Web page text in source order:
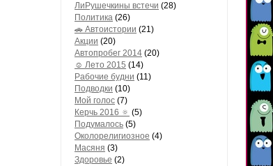
ЛиРушечкины встечи (28)
Политика (26)
🚗 Автоистории (21)
Акции (20)
Автопробег 2014 (20)
☺ Лето 2015 (14)
Рабочие будни (11)
Подводки (10)
Мой голос (7)
Керчь 2016 🔅 (5)
Подумалось (5)
Околорелигиозное (4)
Масяня (3)
Здоровье (2)